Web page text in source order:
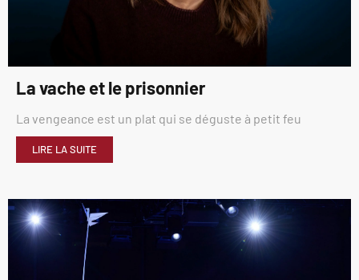
La vache et le prisonnier
La vengeance est un plat qui se déguste à petit feu
LIRE LA SUITE